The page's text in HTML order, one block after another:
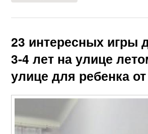
23 интересных игры
3-4 лет на улице
улице для ребенка